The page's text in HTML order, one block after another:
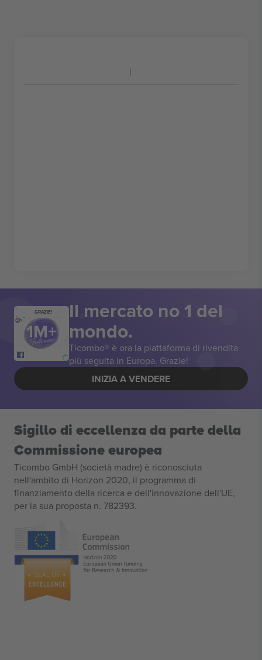
GRAZIE! Il mercato no 1 del
mondo.
Ticombo® è ora la piattaforma di rivendita
più seguita in Europa. Grazie!
INIZIA A VENDERE
Sigillo di eccellenza da parte della
Commissione europea
Ticombo GmbH (società madre) è riconosciuta
nell'ambito di Horizon 2020, il programma di
finanziamento della ricerca e dell'innovazione dell'UE,
per la sua proposta n. 782393.